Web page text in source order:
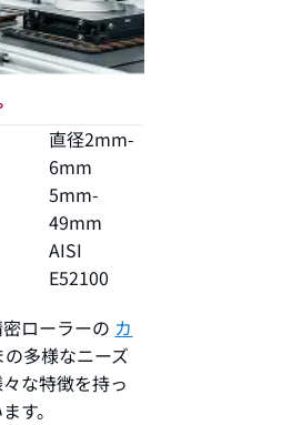
直径2mm-
6mm
5mm-
49mm
AISI
E52100
ローラーの カ
多様なニーズ
な特徴を持っ
す。